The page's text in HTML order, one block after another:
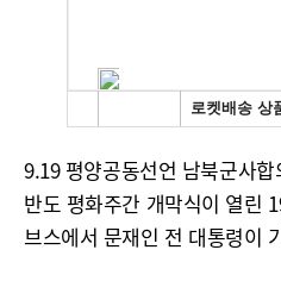
9.19 평양공동선언 남북군사
반도 평화주간 개막식이 열린
브스에서 문재인 전 대통령이